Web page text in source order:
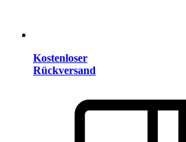
Kostenloser
Rückversand